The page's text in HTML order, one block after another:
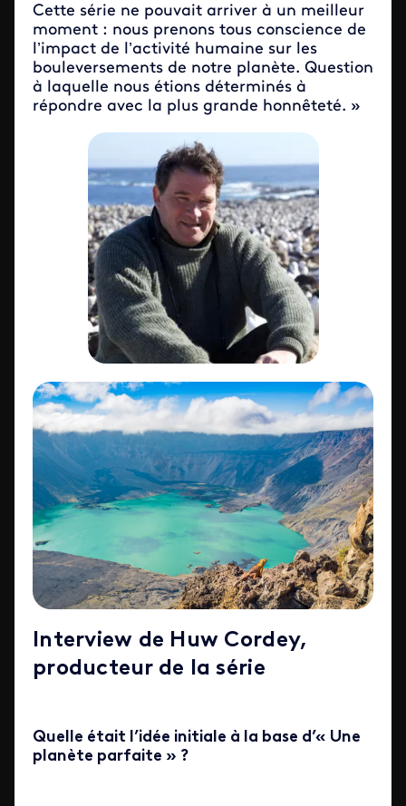
Cette série ne pouvait arriver à un meilleur
moment : nous prenons tous conscience de
l’impact de l’activité humaine sur les
bouleversements de notre planète. Question
à laquelle nous étions déterminés à
répondre avec la plus grande honnêteté. »
Interview de Huw Cordey,
producteur de la série
Quelle était l’idée initiale à la base d’« Une
planète parfaite » ?